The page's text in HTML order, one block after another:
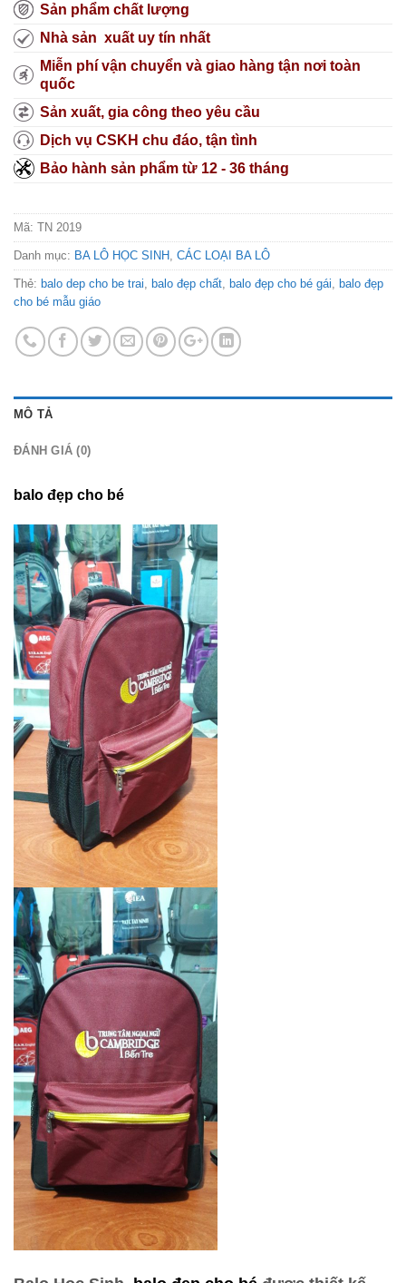
Sản phẩm chất lượng
Nhà sản xuất uy tín nhất
Miễn phí vận chuyển và giao hàng tận nơi toàn
quốc
Sản xuất, gia công theo yêu cầu
Dịch vụ CSKH chu đáo, tận tình
Bảo hành sản phẩm từ 12 - 36 tháng
Mã: TN 2019
Danh mục: BA LÔ HỌC SINH CÁC LOẠI BA LÔ
Thẻ: balo dep cho be trai balo đẹp chất balo đẹp cho bé gái balo đẹp
cho bé mẫu giáo
MÔ TẢ
ĐÁNH GIÁ (0)
balo đẹp cho bé